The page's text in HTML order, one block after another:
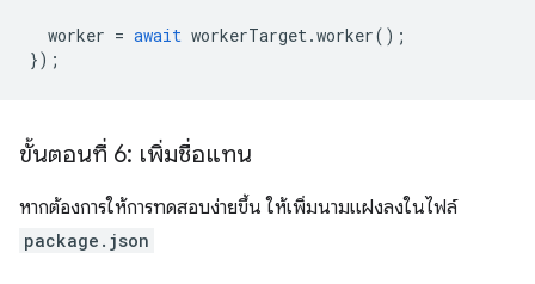
worker = await workerTarget.worker();
});
ขั้นตอนที่ 6: เพิ่มชื่อแทน
หากต้องการให้การทดสอบง่ายขึ้น ให้เพิ่มนามแฝงลงในไฟล์
package.json